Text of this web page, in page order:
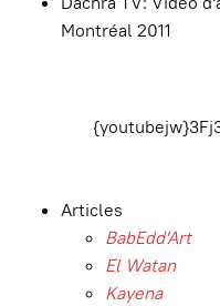
Montréal 2011
Articles
BabEdd'Art
El Watan
Kayena